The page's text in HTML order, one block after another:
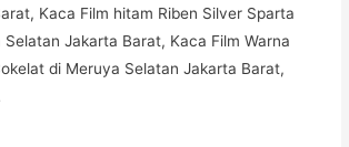
Kaca Film hitam Riben Silver Sparta
Jakarta Barat, Kaca Film Warna
di Meruya Selatan Jakarta Barat,